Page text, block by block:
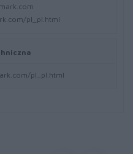
pl_pl.html
pl_pl.html